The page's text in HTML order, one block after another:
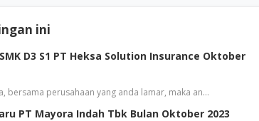
ini
D3 S1 PT Heksa Solution Insurance Oktober
bersama perusahaan yang anda lamar, maka an…
PT Mayora Indah Tbk Bulan Oktober 2023